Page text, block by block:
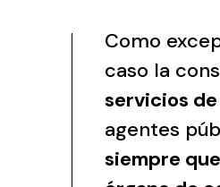
Como
caso la
servicios
agentes
siempre